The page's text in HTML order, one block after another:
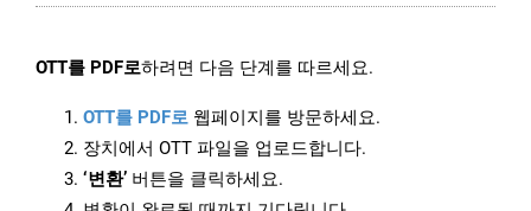
OTT를 PDF로하려면 다음 단계를 따르세요.
OTT를 PDF로 웹페이지를 방문하세요.
장치에서 OTT 파일을 업로드합니다.
‘변환’ 버튼을 클릭하세요.